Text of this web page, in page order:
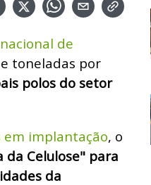
de
toneladas por
polos do setor
em implantação, o
da Celulose" para
da